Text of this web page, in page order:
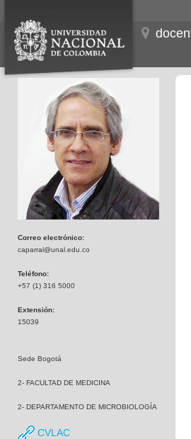
Correo electrónico:
caparral@unal.edu.co
Teléfono:
+57 (1) 316 5000
Extensión:
15039
Sede Bogotá
2- FACULTAD DE MEDICINA
2- DEPARTAMENTO DE MICROBIOLOGÍA
CVLAC